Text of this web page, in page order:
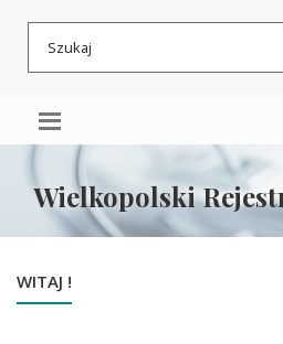
Przeskocz
do
Przeskocz
do
Mapa
serwisu
Wielkopolski
WITAJ !